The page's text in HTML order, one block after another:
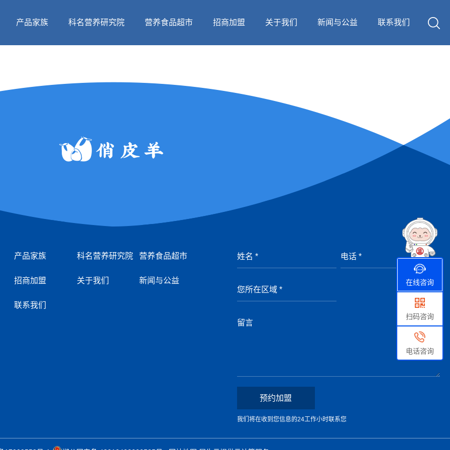
产品家族 科名营养研究院 营养食品超市 招商加盟 关于我们 新闻与公益 联系我们
产品家族 科名营养研究院 营养食品超市
招商加盟 关于我们 新闻与公益
联系我们
我们将在收到您信息的24工作小时联系您
在线咨询
扫码咨询
电话咨询